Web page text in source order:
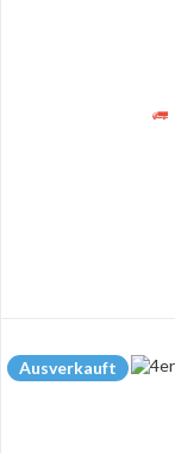
Ausverkauft